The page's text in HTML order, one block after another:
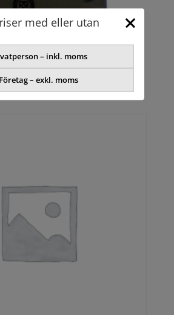
med eller utan
– inkl. moms
Företag – exkl. moms